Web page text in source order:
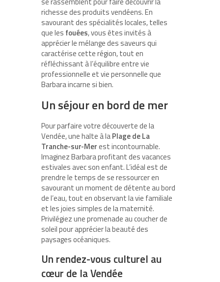
richesse des produits vendéens. En
savourant des spécialités locales, telles
que les fouées, vous êtes invités à
apprécier le mélange des saveurs qui
caractérise cette région, tout en
réfléchissant à l’équilibre entre vie
professionnelle et vie personnelle que
Barbara incarne si bien.
Un séjour en bord de mer
Pour parfaire votre découverte de la
Vendée, une halte à laPlage de La
Tranche-sur-Merest incontournable.
Imaginez Barbara profitant des vacances
estivales avec son enfant. L’idéal est de
prendre le temps de se ressourcer en
savourant un moment de détente au bord
de l’eau, tout en observant la vie familiale
et les joies simples de la maternité.
Privilégiez une promenade au coucher de
soleil pour apprécier la beauté des
paysages océaniques.
Un rendez-vous culturel au
cœur de la Vendée